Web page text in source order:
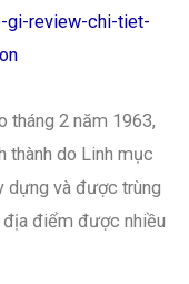
tháng 2 năm 1963,
thành do Linh mục
dựng và được trùng
địa điểm được nhiều